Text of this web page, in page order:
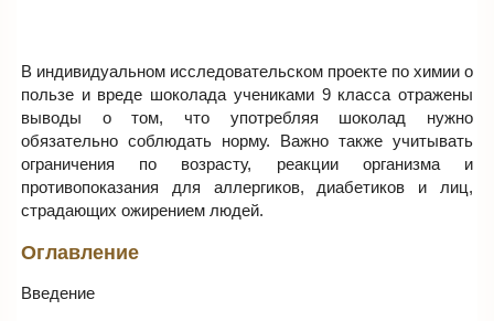
В индивидуальном исследовательском проекте по химии о
пользе и вреде шоколада учениками 9 класса отражены
выводы о том, что употребляя шоколад нужно
обязательно соблюдать норму. Важно также учитывать
ограничения по возрасту, реакции организма и
противопоказания для аллергиков, диабетиков и лиц,
страдающих ожирением людей.
Оглавление
Введение